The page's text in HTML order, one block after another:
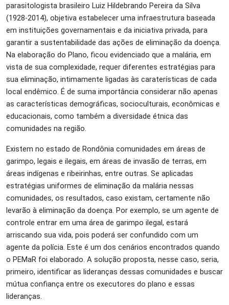
parasitologista brasileiro Luiz Hildebrando Pereira da Silva
(1928-2014), objetiva estabelecer uma infraestrutura baseada
em instituições governamentais e da iniciativa privada, para
garantir a sustentabilidade das ações de eliminação da doença.
Na elaboração do Plano, ficou evidenciado que a malária, em
vista de sua complexidade, requer diferentes estratégias para
sua eliminação, intimamente ligadas às caraterísticas de cada
local endêmico. É de suma importância considerar não apenas
as características demográficas, socioculturais, econômicas e
educacionais, como também a diversidade étnica das
comunidades na região.
Existem no estado de Rondônia comunidades em áreas de
garimpo, legais e ilegais, em áreas de invasão de terras, em
áreas indígenas e ribeirinhas, entre outras. Se aplicadas
estratégias uniformes de eliminação da malária nessas
comunidades, os resultados, caso existam, certamente não
levarão à eliminação da doença. Por exemplo, se um agente de
controle entrar em uma área de garimpo ilegal, estará
arriscando sua vida, pois poderá ser confundido com um
agente da polícia. Este é um dos cenários encontrados quando
o PEMaR foi elaborado. A solução proposta, nesse caso, seria,
primeiro, identificar as lideranças dessas comunidades e buscar
mútua confiança entre os executores do plano e essas
lideranças.